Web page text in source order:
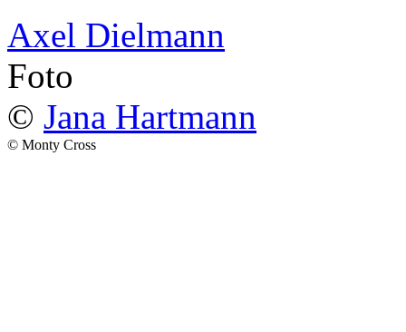
Axel Dielmann
Foto
© Jana Hartmann
© Monty Cross